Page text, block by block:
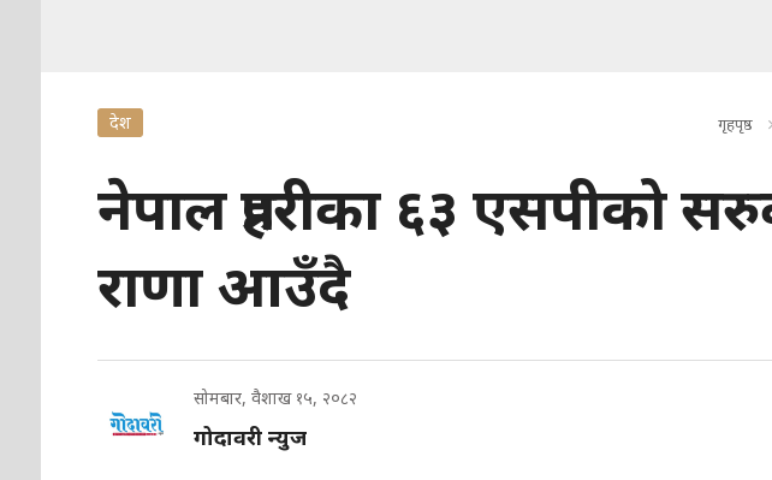
देश गृहपृष्ठ
नेपाल प्रहरीका ६३ एसपीको
राणा आउँदै
सोमबार, वैशाख १५, २०८२
गोदावरी न्युज